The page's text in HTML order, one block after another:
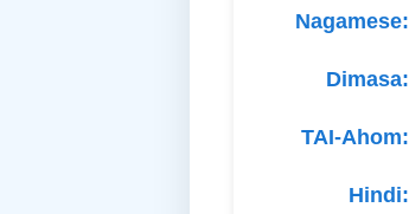
Nagamese:
Dimasa:
TAI-Ahom:
Hindi: